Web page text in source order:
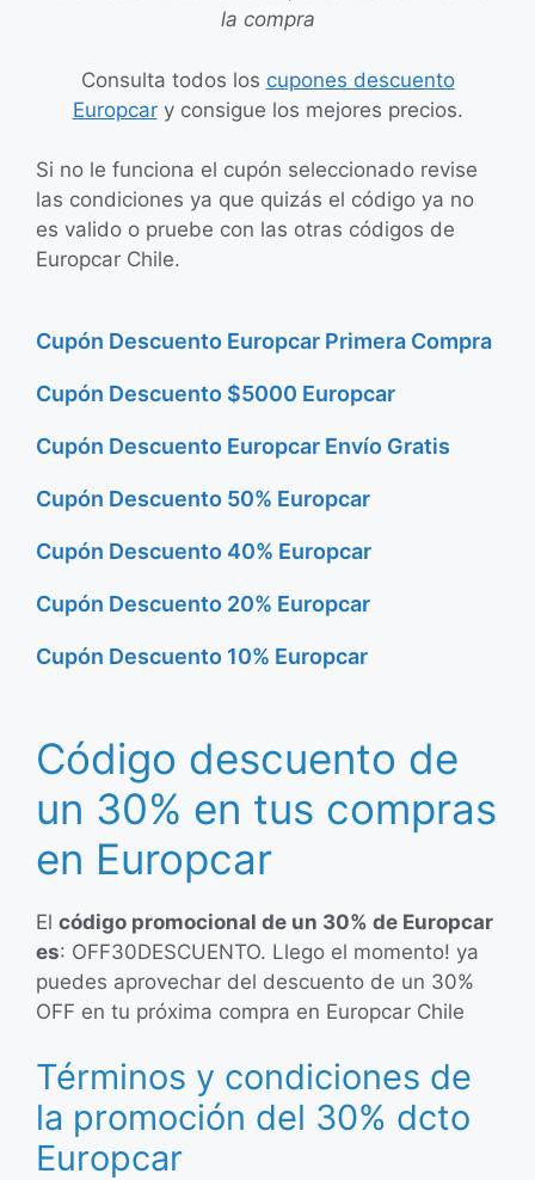
la compra
Consulta todos los cupones descuento
Europcary consigue los mejores precios.
Si no le funciona el cupón seleccionado revise
las condiciones ya que quizás el código ya no
es valido o pruebe con las otras códigos de
Europcar Chile.
Cupón Descuento Europcar Primera Compra
Cupón Descuento $5000 Europcar
Cupón Descuento Europcar Envío Gratis
Cupón Descuento 50% Europcar
Cupón Descuento 40% Europcar
Cupón Descuento 20% Europcar
Cupón Descuento 10% Europcar
Código descuento de
un 30% en tus compras
en Europcar
El código promocional de un 30% de Europcar
es: OFF30DESCUENTO. Llego el momento! ya
puedes aprovechar del descuento de un 30%
OFF en tu próxima compra en Europcar Chile
Términos y condiciones de
la promoción del 30% dcto
Europcar